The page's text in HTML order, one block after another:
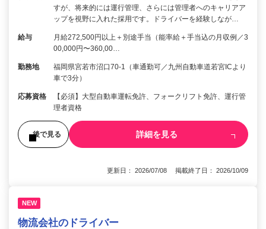
すが、将来的には運行管理、さらには管理者へのキャリアア
ップを視野に入れた採用です。ドライバーを経験しなが…
給与
月給272,500円以上＋別途手当（能率給＋手当込の月収例／3
00,000円〜360,00…
勤務地
福岡県宮若市沼口70-1（車通勤可／九州自動車道若宮ICより
車で3分）
応募資格
【必須】大型自動車運転免許、フォークリフト免許、運行管
理者資格
後で見る 詳細を見る
更新日： 2026/07/08 掲載終了日： 2026/10/09
NEW
物流会社のドライバー